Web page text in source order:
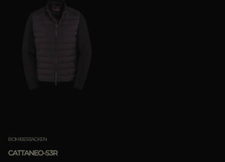
BOMBERJACKEN
CATTANEO-S3R